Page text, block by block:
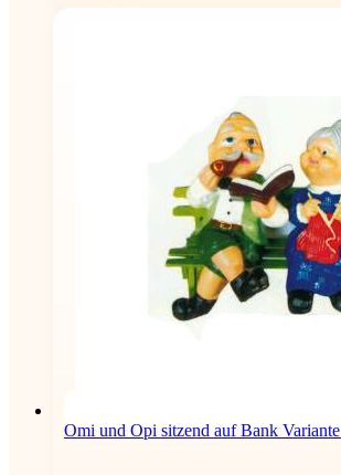
Omi und Opi sitzend auf Bank